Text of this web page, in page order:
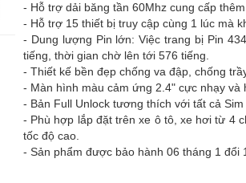
- Hỗ trợ dải băng tần 60Mhz cung cấp
- Hỗ trợ 15 thiết bị truy cập cùng 1 lúc mà
- Dung lượng Pin lớn: Việc trang bị Pin
tiếng, thời gian chờ lên tới 576 tiếng.
- Thiết kế bền đẹp chống va đập, chống
- Màn hình màu cảm ứng 2.4" cực nhạy và
- Bản Full Unlock tương thích với tất cả
- Phù hợp lắp đặt trên xe ô tô, xe hơi từ 4
tốc độ cao.
- Sản phẩm được bảo hành 06 tháng 1 đổi